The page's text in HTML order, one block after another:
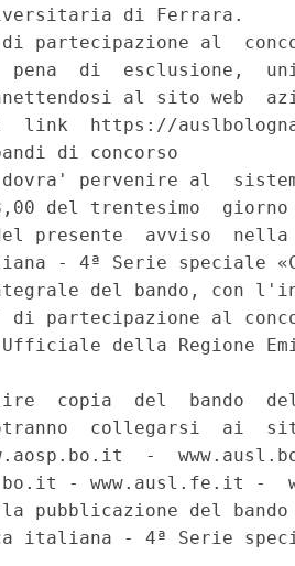
di Ferrara.
partecipazione al
di  esclusione,
al sito web
link  https://
di concorso
pervenire al
del trentesimo
presente  avviso
- 4ª Serie speciale
del bando, con
di partecipazione al
della Regione
copia  del  bando
collegarsi  ai
-
- www.ausl.fe.it -
la pubblicazione del
italiana - 4ª Serie